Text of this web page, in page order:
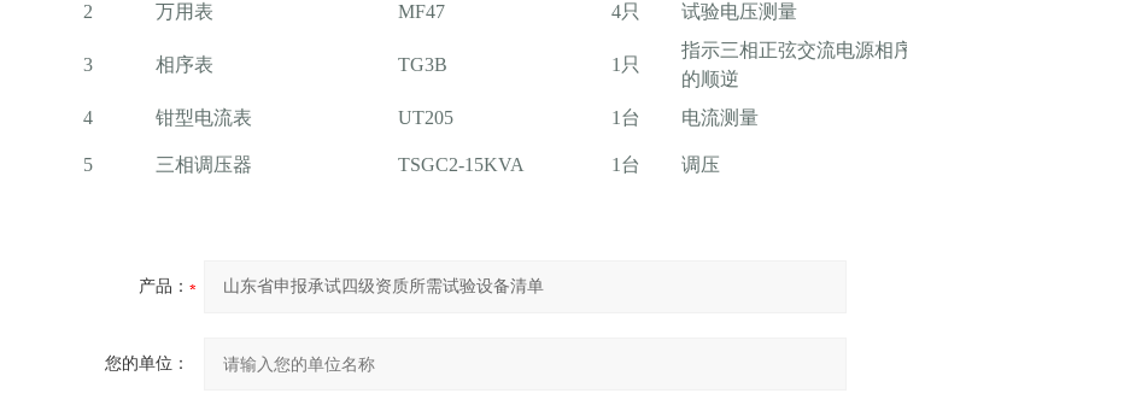
2 万用表 MF47 4只 试验电压测量
3 相序表 TG3B 1只
指示三相正弦交流电源相序
的顺逆
4
钳型电流表 UT205 1台 电流测量
5 三相调压器 TSGC2-15KVA 1台 调压
产品：
您的单位：